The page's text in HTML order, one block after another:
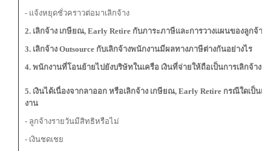
- แจ้งหยุดชั่วคราวต่อมาเลิกจ้าง
2. เลิกจ้าง เกษียณ, Early Retire กับภาระภาษีและการวางแผนของลูกจ้าง
3. เลิกจ้าง Outsource กับเลิกจ้างพนักงานมีผลทางภาษีต่างกันอย่างไร
4. พนักงานที่โอนย้ายไปยังบริษัทในเครือ เงินที่จ่ายให้ถือเป็นการเลิกจ้างห
5. เงินได้เนื่องจากลาออก หรือเลิกจ้าง เกษียณ, Early Retire กรณีใดเป็นเ
งาน
- ลูกจ้างรายวันมีสิทธิหรือไม่
- เงินชดเชย